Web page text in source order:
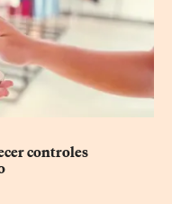
controles